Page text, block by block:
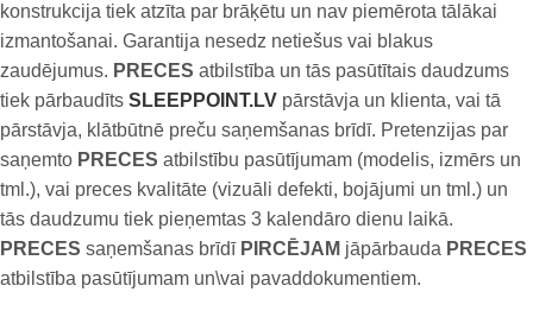
konstrukcija tiek atzīta par brāķētu un nav piemērota tālākai
izmantošanai. Garantija nesedz netiešus vai blakus
zaudējumus. PRECES atbilstība un tās pasūtītais daudzums
tiek pārbaudīts SLEEPPOINT.LV pārstāvja un klienta, vai tā
pārstāvja, klātbūtnē preču saņemšanas brīdī. Pretenzijas par
saņemto PRECES atbilstību pasūtījumam (modelis, izmērs un
tml.), vai preces kvalitāte (vizuāli defekti, bojājumi un tml.) un
tās daudzumu tiek pieņemtas 3 kalendāro dienu laikā.
PRECES saņemšanas brīdī PIRCĒJAM jāpārbauda PRECES
atbilstība pasūtījumam un\vai pavaddokumentiem.